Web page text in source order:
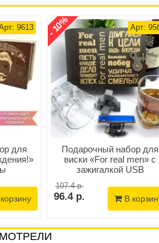
9613
для
Арт:
Подарочный набор для
виски «For real men» с
зажигалкой USB
107.4 р.
96.4 р.
- 10%
В